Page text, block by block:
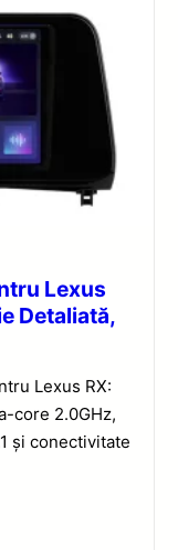
Lexus
Detaliată,
Lexus RX:
core 2.0GHz,
și conectivitate